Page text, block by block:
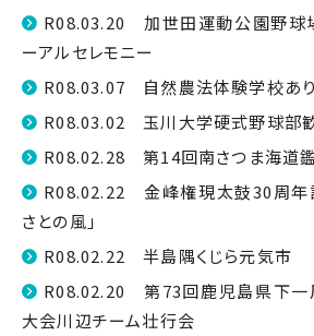
R08.03.20 加世田運動公園野球
ーアルセレモニー
R08.03.07 自然農法体験学校あ
R08.03.02 玉川大学硬式野球部
R08.02.28 第14回南さつま海道
R08.02.22 金峰権現太鼓30周年
さとの風」
R08.02.22 半島隅くじら元気市
R08.02.20 第73回鹿児島県下一
大会川辺チーム壮行会